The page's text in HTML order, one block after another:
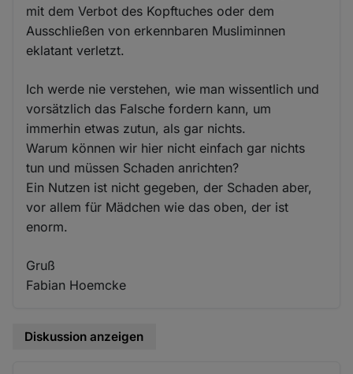
mit dem Verbot des Kopftuches oder dem
Ausschließen von erkennbaren Musliminnen
eklatant verletzt.
Ich werde nie verstehen, wie man wissentlich und
vorsätzlich das Falsche fordern kann, um
immerhin etwas zutun, als gar nichts.
Warum können wir hier nicht einfach gar nichts
tun und müssen Schaden anrichten?
Ein Nutzen ist nicht gegeben, der Schaden aber,
vor allem für Mädchen wie das oben, der ist
enorm.
Gruß
Fabian Hoemcke
Diskussion anzeigen